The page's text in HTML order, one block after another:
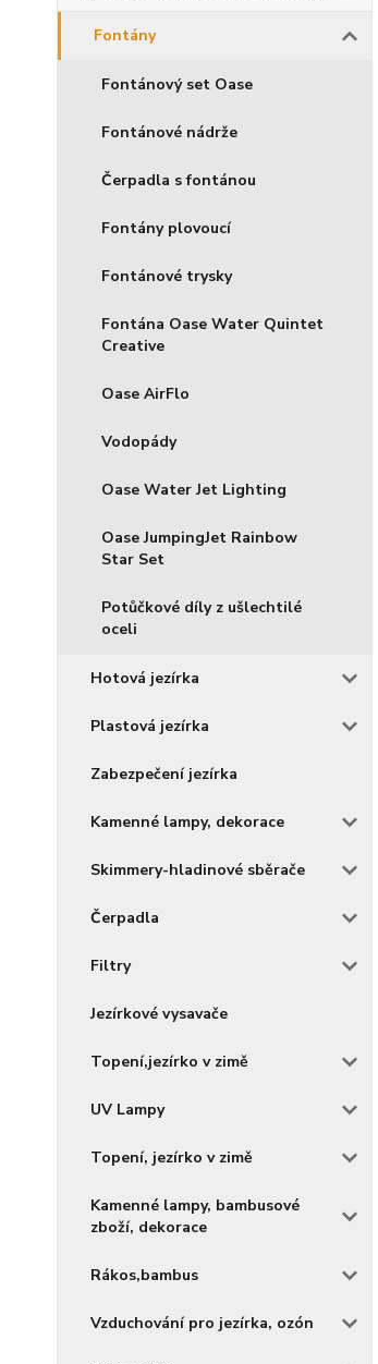
Fontány
Fontánový set Oase
Fontánové nádrže
Čerpadla s fontánou
Fontány plovoucí
Fontánové trysky
Fontána Oase Water Quintet
Creative
Oase AirFlo
Vodopády
Oase Water Jet Lighting
Oase JumpingJet Rainbow
Star Set
Potůčkové díly z ušlechtilé
oceli
Hotová jezírka
Plastová jezírka
Zabezpečení jezírka
Kamenné lampy, dekorace
Skimmery-hladinové sběrače
Čerpadla
Filtry
Jezírkové vysavače
Topení,jezírko v zimě
UV Lampy
Topení, jezírko v zimě
Kamenné lampy, bambusové
zboží, dekorace
Rákos,bambus
Vzduchování pro jezírka, ozón